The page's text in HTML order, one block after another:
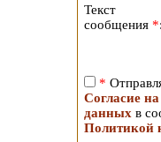
Текст
сообщения *:
*
Согласие
данных в
Политикой